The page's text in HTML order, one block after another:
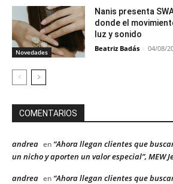
Novedades
Nanis presenta
donde el
luz y sonido
Beatriz Badás - 04/08/
COMENTARIOS
andrea en “Ahora llegan clientes que
un nicho y aporten un valor especial”, MEW
andrea en “Ahora llegan clientes que